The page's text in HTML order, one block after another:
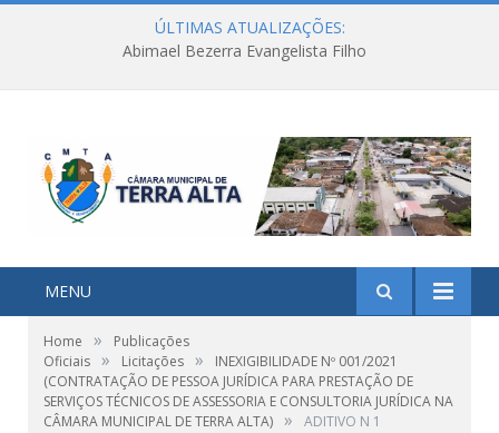
ÚLTIMAS ATUALIZAÇÕES:
Abimael Bezerra Evangelista Filho
MENU
Home »
Publicações
Oficiais » Licitações »
INEXIGIBILIDADE Nº 001/2021
(CONTRATAÇÃO DE PESSOA JURÍDICA PARA PRESTAÇÃO DE
SERVIÇOS TÉCNICOS DE ASSESSORIA E CONSULTORIA JURÍDICA NA
CÂMARA MUNICIPAL DE TERRA ALTA) » ADITIVO N 1